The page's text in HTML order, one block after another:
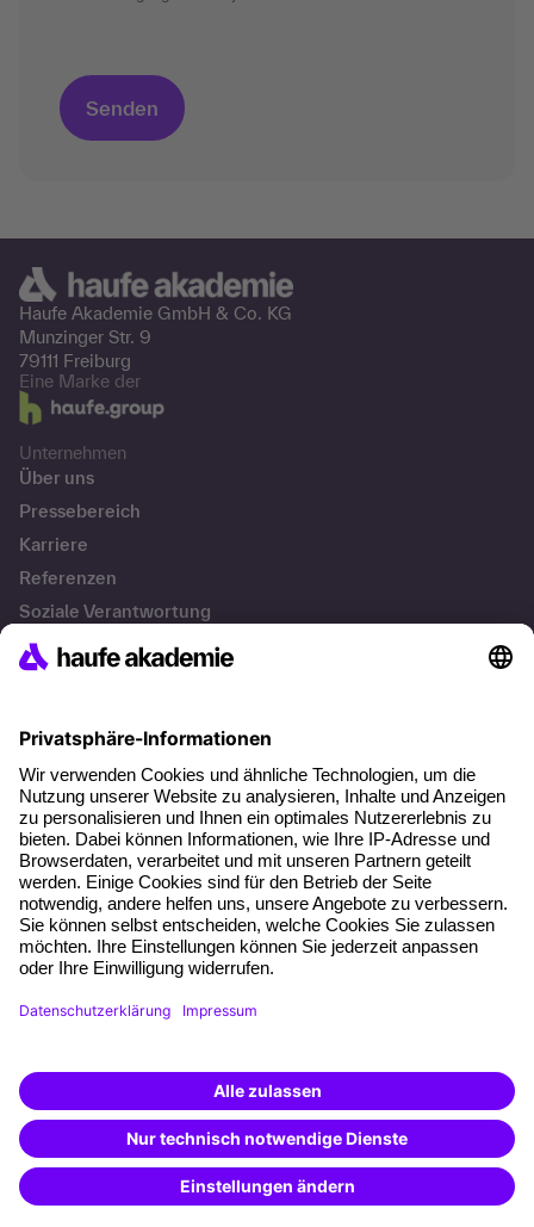
Haufe Akademie GmbH & Co. KG
Munzinger Str. 9
79111 Freiburg
Eine Marke der
Unternehmen
Über uns
Pressebereich
Karriere
Referenzen
Soziale Verantwortung
Fakten
Services
Events & Webinare
Kontakt & Support
Kontakt
+49 761 595339-00
AGB
Impressum
Datenschutz